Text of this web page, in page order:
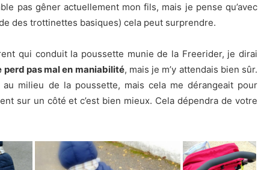
pas gêner actuellement mon fils, mais je pense qu’avec
des trottinettes basiques) cela peut surprendre.
qui conduit la poussette munie de la Freerider, je dirai
perd pas mal en maniabilité, mais je m’y attendais bien sûr.
milieu de la poussette, mais cela me dérangeait pour
sur un côté et c’est bien mieux. Cela dépendra de votre